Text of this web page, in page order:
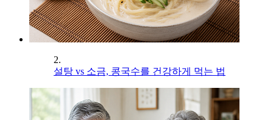
2.
설탕 vs 소금, 콩국수를 건강하게 먹는 법